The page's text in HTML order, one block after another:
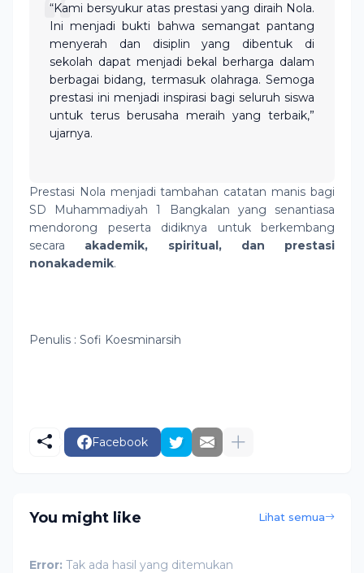
“Kami bersyukur atas prestasi yang diraih Nola.
Ini menjadi bukti bahwa semangat pantang
menyerah dan disiplin yang dibentuk di
sekolah dapat menjadi bekal berharga dalam
berbagai bidang, termasuk olahraga. Semoga
prestasi ini menjadi inspirasi bagi seluruh siswa
untuk terus berusaha meraih yang terbaik,”
ujarnya.
Prestasi Nola menjadi tambahan catatan manis bagi
SD Muhammadiyah 1 Bangkalan yang senantiasa
mendorong peserta didiknya untuk berkembang
secara akademik, spiritual, dan prestasi
nonakademik.
Penulis : Sofi Koesminarsih
Facebook
You might like Lihat semua
Error: Tak ada hasil yang ditemukan